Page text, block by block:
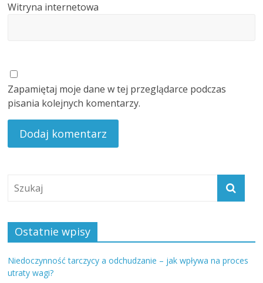
Witryna internetowa
Zapamiętaj moje dane w tej przeglądarce podczas
pisania kolejnych komentarzy.
Ostatnie wpisy
Niedoczynność tarczycy a odchudzanie – jak wpływa na proces
utraty wagi?